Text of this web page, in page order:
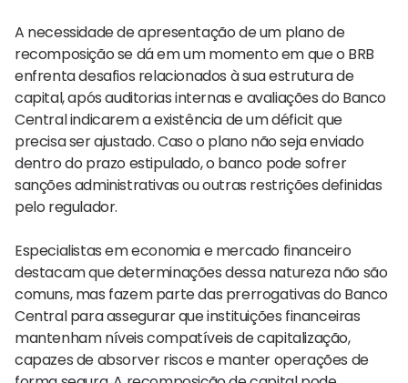
A necessidade de apresentação de um plano de
recomposição se dá em um momento em que o BRB
enfrenta desafios relacionados à sua estrutura de
capital, após auditorias internas e avaliações do Banco
Central indicarem a existência de um déficit que
precisa ser ajustado. Caso o plano não seja enviado
dentro do prazo estipulado, o banco pode sofrer
sanções administrativas ou outras restrições definidas
pelo regulador.
Especialistas em economia e mercado financeiro
destacam que determinações dessa natureza não são
comuns, mas fazem parte das prerrogativas do Banco
Central para assegurar que instituições financeiras
mantenham níveis compatíveis de capitalização,
capazes de absorver riscos e manter operações de